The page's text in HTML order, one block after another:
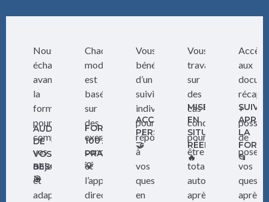
AUDIT
DE
VOS
BESOINS
🎯
Nous
échangeons
avant
la
formation
pour
comprendre
vos
objectifs
et
adapter
FORMATION
100%
PRATIQUE
💡
Chaque
module
est
basé
sur
des
exercices
concrets
et
l’application
directe
ACCOMPAGNEMENT
PERSONNALISÉ
🤝
Vous
bénéficiez
d’un
suivi
individuel
pour
répondre
à
vos
questions
en
MISES
EN
SITUATION
RÉELLES
🔥
Vous
travaillez
sur
des
cas
concrets
pour
être
totalement
autonome
après
SUIVI
APRÈS
LA
📂
Accès
aux
+
de
poser
vos
après